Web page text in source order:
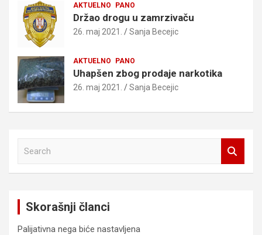
AKTUELNO PANO
Držao drogu u zamrzivaču
26. maj 2021. Sanja Becejic
AKTUELNO PANO
Uhapšen zbog prodaje narkotika
26. maj 2021. Sanja Becejic
Skorašnji članci
Palijativna nega biće nastavljena